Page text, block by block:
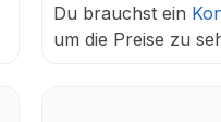
Du brauchst ein
um die Preise zu